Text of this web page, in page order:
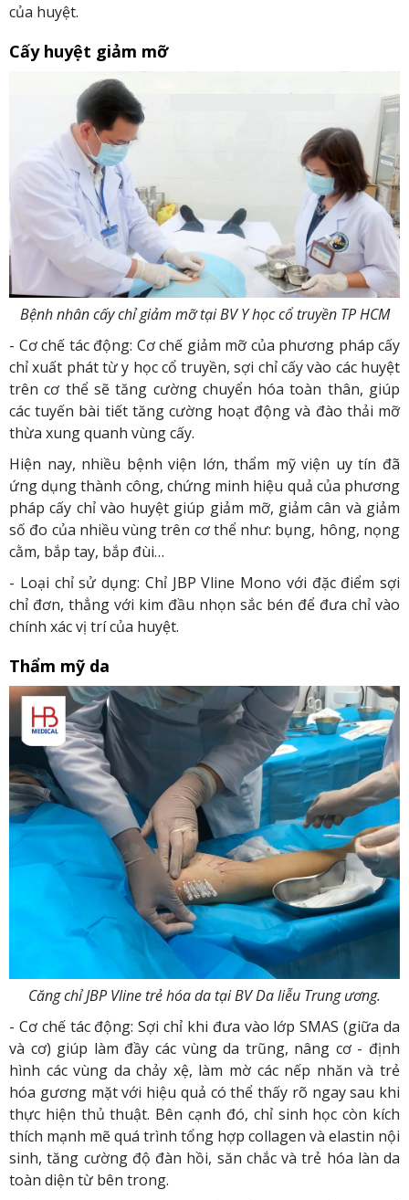
của huyệt.
Cấy huyệt giảm mỡ
Bệnh nhân cấy chỉ giảm mỡ tại BV Y học cổ truyền TP HCM
- Cơ chế tác động: Cơ chế giảm mỡ của phương pháp cấy
chỉ xuất phát từ y học cổ truyền, sợi chỉ cấy vào các huyệt
trên cơ thể sẽ tăng cường chuyển hóa toàn thân, giúp
các tuyến bài tiết tăng cường hoạt động và đào thải mỡ
thừa xung quanh vùng cấy.
Hiện nay, nhiều bệnh viện lớn, thẩm mỹ viện uy tín đã
ứng dụng thành công, chứng minh hiệu quả của phương
pháp cấy chỉ vào huyệt giúp giảm mỡ, giảm cân và giảm
số đo của nhiều vùng trên cơ thể như: bụng, hông, nọng
cằm, bắp tay, bắp đùi…
- Loại chỉ sử dụng: Chỉ JBP Vline Mono với đặc điểm sợi
chỉ đơn, thẳng với kim đầu nhọn sắc bén để đưa chỉ vào
chính xác vị trí của huyệt.
Thẩm mỹ da
Căng chỉ JBP Vline trẻ hóa da tại BV Da liễu Trung ương.
- Cơ chế tác động: Sợi chỉ khi đưa vào lớp SMAS (giữa da
và cơ) giúp làm đầy các vùng da trũng, nâng cơ - định
hình các vùng da chảy xệ, làm mờ các nếp nhăn và trẻ
hóa gương mặt với hiệu quả có thể thấy rõ ngay sau khi
thực hiện thủ thuật. Bên cạnh đó, chỉ sinh học còn kích
thích mạnh mẽ quá trình tổng hợp collagen và elastin nội
sinh, tăng cường độ đàn hồi, săn chắc và trẻ hóa làn da
toàn diện từ bên trong.